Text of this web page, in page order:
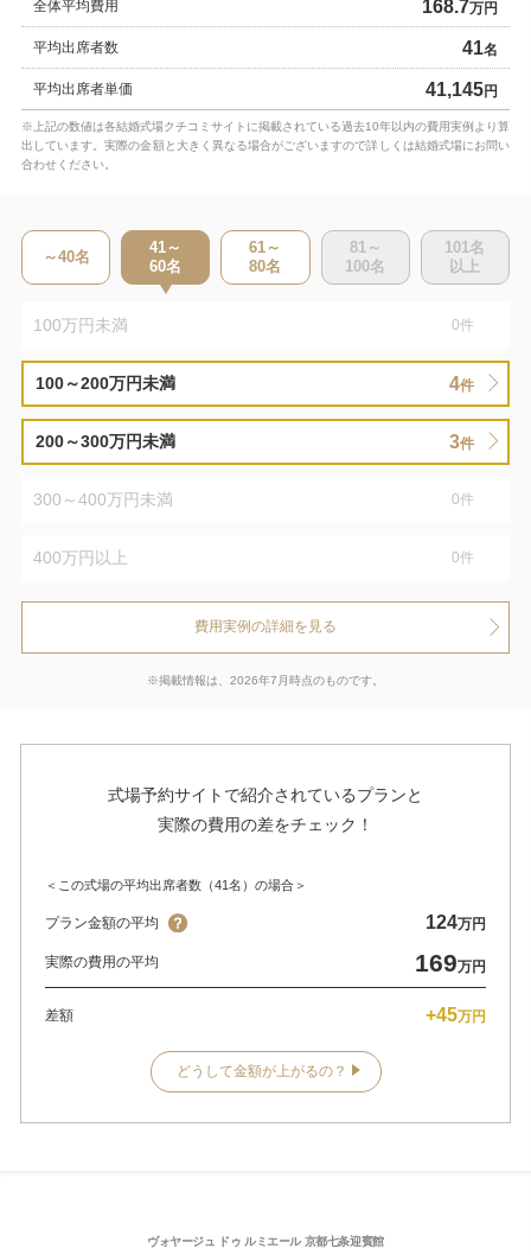
全体平均費用 168.7万円
平均出席者数 41名
平均出席者単価 41,145円
※上記の数値は各結婚式場クチコミサイトに掲載されている過去10年以内の費用実例より算
出しています。実際の金額と大きく異なる場合がございますので詳しくは結婚式場にお問い
合わせください。
～40名
41～
60名
61～
80名
81～
100名
101 名
以上
100万円未満 0件
100～200万円未満 4件
200～300万円未満 3件
300～400万円未満 0件
400万円以上 0件
費用実例の詳細を見る
※掲載情報は、2026年7月時点のものです。
式場予約サイトで紹介されているプランと
実際の費用の差をチェック！
＜この式場の平均出席者数（41名）の場合＞
プラン金額の平均 124万円
実際の費用の平均 169万円
差額 +45万円
どうして金額が上がるの？
ヴォヤージュ ドゥ ルミエール 京都七条迎賓館